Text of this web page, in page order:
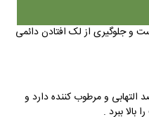
و جلوگیری از لک افتادن دائمی
و مرطوب کننده دارد و
ببرد .